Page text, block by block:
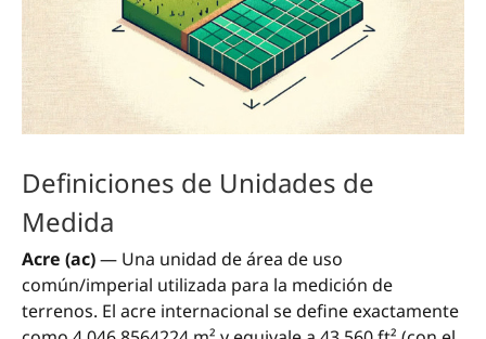
Definiciones de Unidades de
Medida
Acre (ac)— Una unidad de área de uso
común/imperial utilizada para la medición de
terrenos. El acre internacional se define exactamente